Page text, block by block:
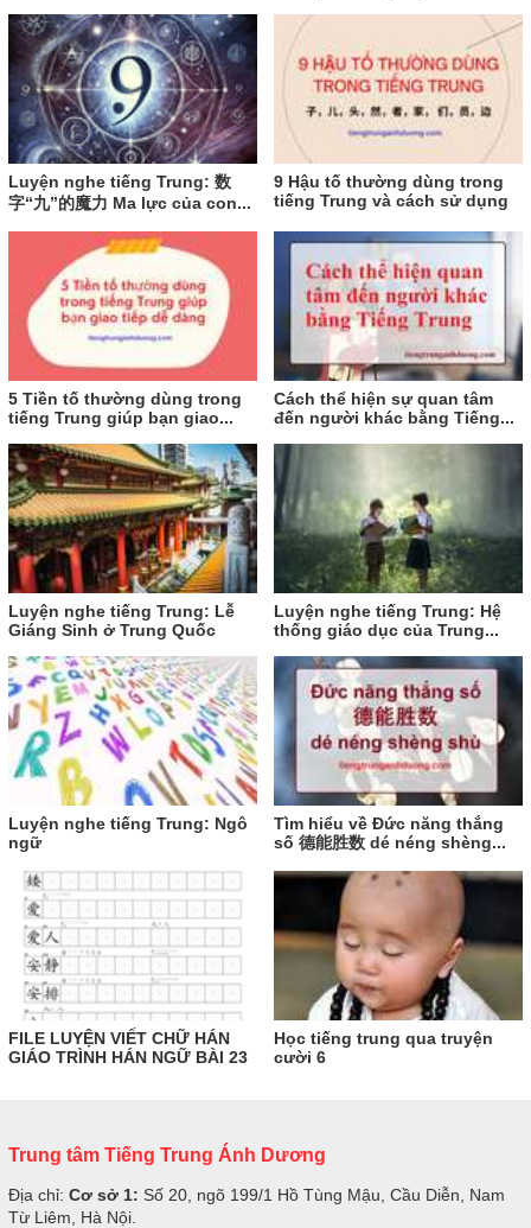
Luyện nghe tiếng Trung: 数
字“九”的魔力 Ma lực của con...
9 Hậu tố thường dùng trong
tiếng Trung và cách sử dụng
5 Tiền tố thường dùng trong
tiếng Trung giúp bạn giao...
Cách thể hiện sự quan tâm
đến người khác bằng Tiếng...
Luyện nghe tiếng Trung: Lễ
Giáng Sinh ở Trung Quốc
Luyện nghe tiếng Trung: Hệ
thống giáo dục của Trung...
Luyện nghe tiếng Trung: Ngô
ngữ
Tìm hiểu về Đức năng thắng
số 德能胜数 dé néng shèng...
FILE LUYỆN VIẾT CHỮ HÁN
GIÁO TRÌNH HÁN NGỮ BÀI 23
Học tiếng trung qua truyện
cười 6
Trung tâm Tiếng Trung Ánh Dương
Địa chỉ: Cơ sở 1: Số 20, ngõ 199/1 Hồ Tùng Mậu, Cầu Diễn, Nam
Từ Liêm, Hà Nội.